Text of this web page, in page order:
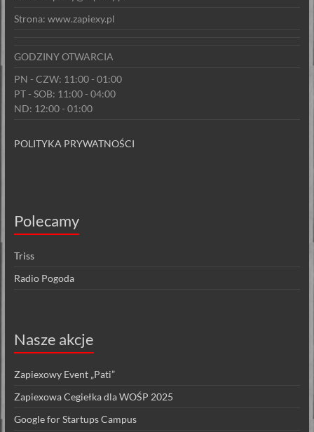
Strona: www.zapiexy.pl
GODZINY OTWARCIA
PN - CZW: 11:00 - 01:00
PT - SOB: 11:00 - 04:00
ND: 12:00 - 01:00
POLITYKA PRYWATNOŚCI
Polecamy
Triss
Radio Pogoda
Nasze akcje
Zapiexowy Event „Pati”
Zapiexowa Cegiełka dla WOŚP 2025
Google for Startups Campus